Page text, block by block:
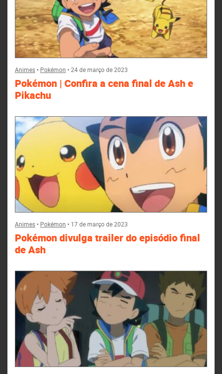
Animes• Pokémon •24 de março de 2023
Pokémon | Confira a cena final de Ash e
Pikachu
Animes• Pokémon • 17 de março de 2023
Pokémon divulga trailer do episódio final
de Ash